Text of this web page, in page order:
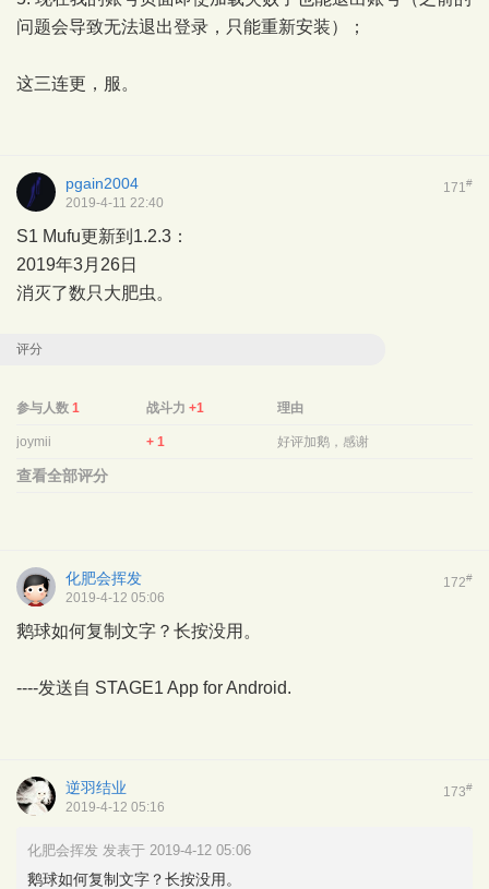
问题会导致无法退出登录，只能重新安装）；
这三连更，服。
171#
pgain2004
2019-4-11 22:40
S1 Mufu更新到1.2.3：
2019年3月26日
消灭了数只大肥虫。
评分
参与人数 1 战斗力+1 理由
joymii + 1 好评加鹅，感谢
查看全部评分
172#
化肥会挥发
2019-4-12 05:06
鹅球如何复制文字？长按没用。
----发送自 STAGE1 App for Android.
173#
逆羽结业
2019-4-12 05:16
化肥会挥发 发表于 2019-4-12 05:06
鹅球如何复制文字？长按没用。